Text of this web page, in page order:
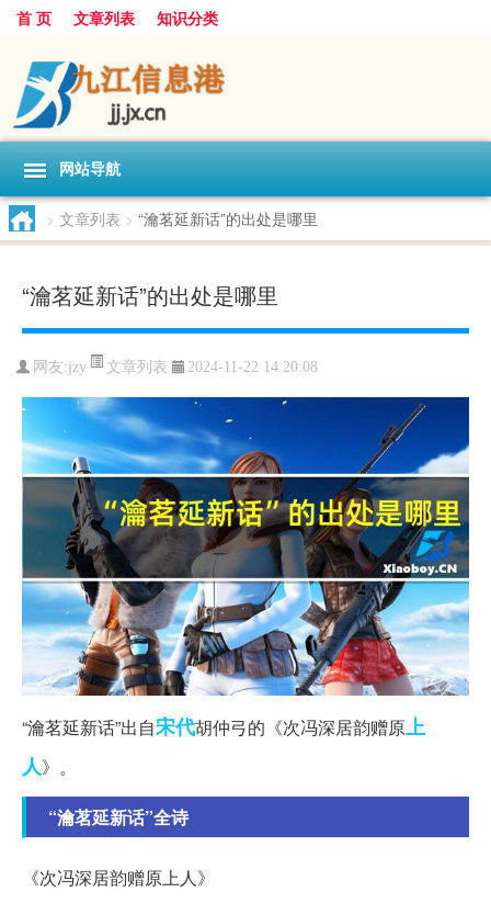
首 页 文章列表 知识分类
网站导航
> 文章列表 > “瀹茗延新话”的出处是哪里
“瀹茗延新话”的出处是哪里
网友:jzy 文章列表 2024-11-22 14:20:08
“瀹茗延新话”出自宋代胡仲弓的《次冯深居韵赠原上
人》。
“瀹茗延新话”全诗
《次冯深居韵赠原上人》